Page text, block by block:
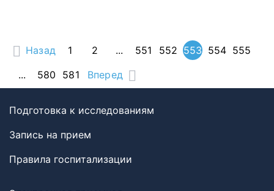
Назад 1 2 ... 551 552 553 554 555
...
580 581 Вперед
Подготовка к исследованиям
Запись на прием
Правила госпитализации